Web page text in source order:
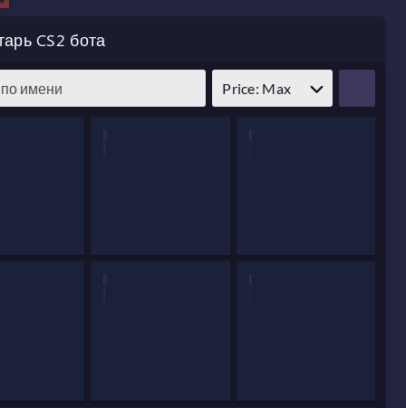
CS2 бота
Price: Max